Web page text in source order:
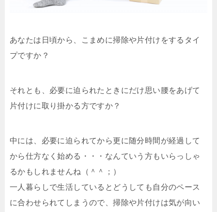
あなたは日頃から、こまめに掃除や片付けをするタイ
プですか？
それとも、必要に迫られたときにだけ思い腰をあげて
片付けに取り掛かる方ですか？
中には、必要に迫られてから更に随分時間が経過して
から仕方なく始める・・・なんていう方もいらっしゃ
るかもしれませんね（＾＾；）
一人暮らしで生活しているとどうしても自分のペース
に合わせられてしまうので、掃除や片付けは気が向い